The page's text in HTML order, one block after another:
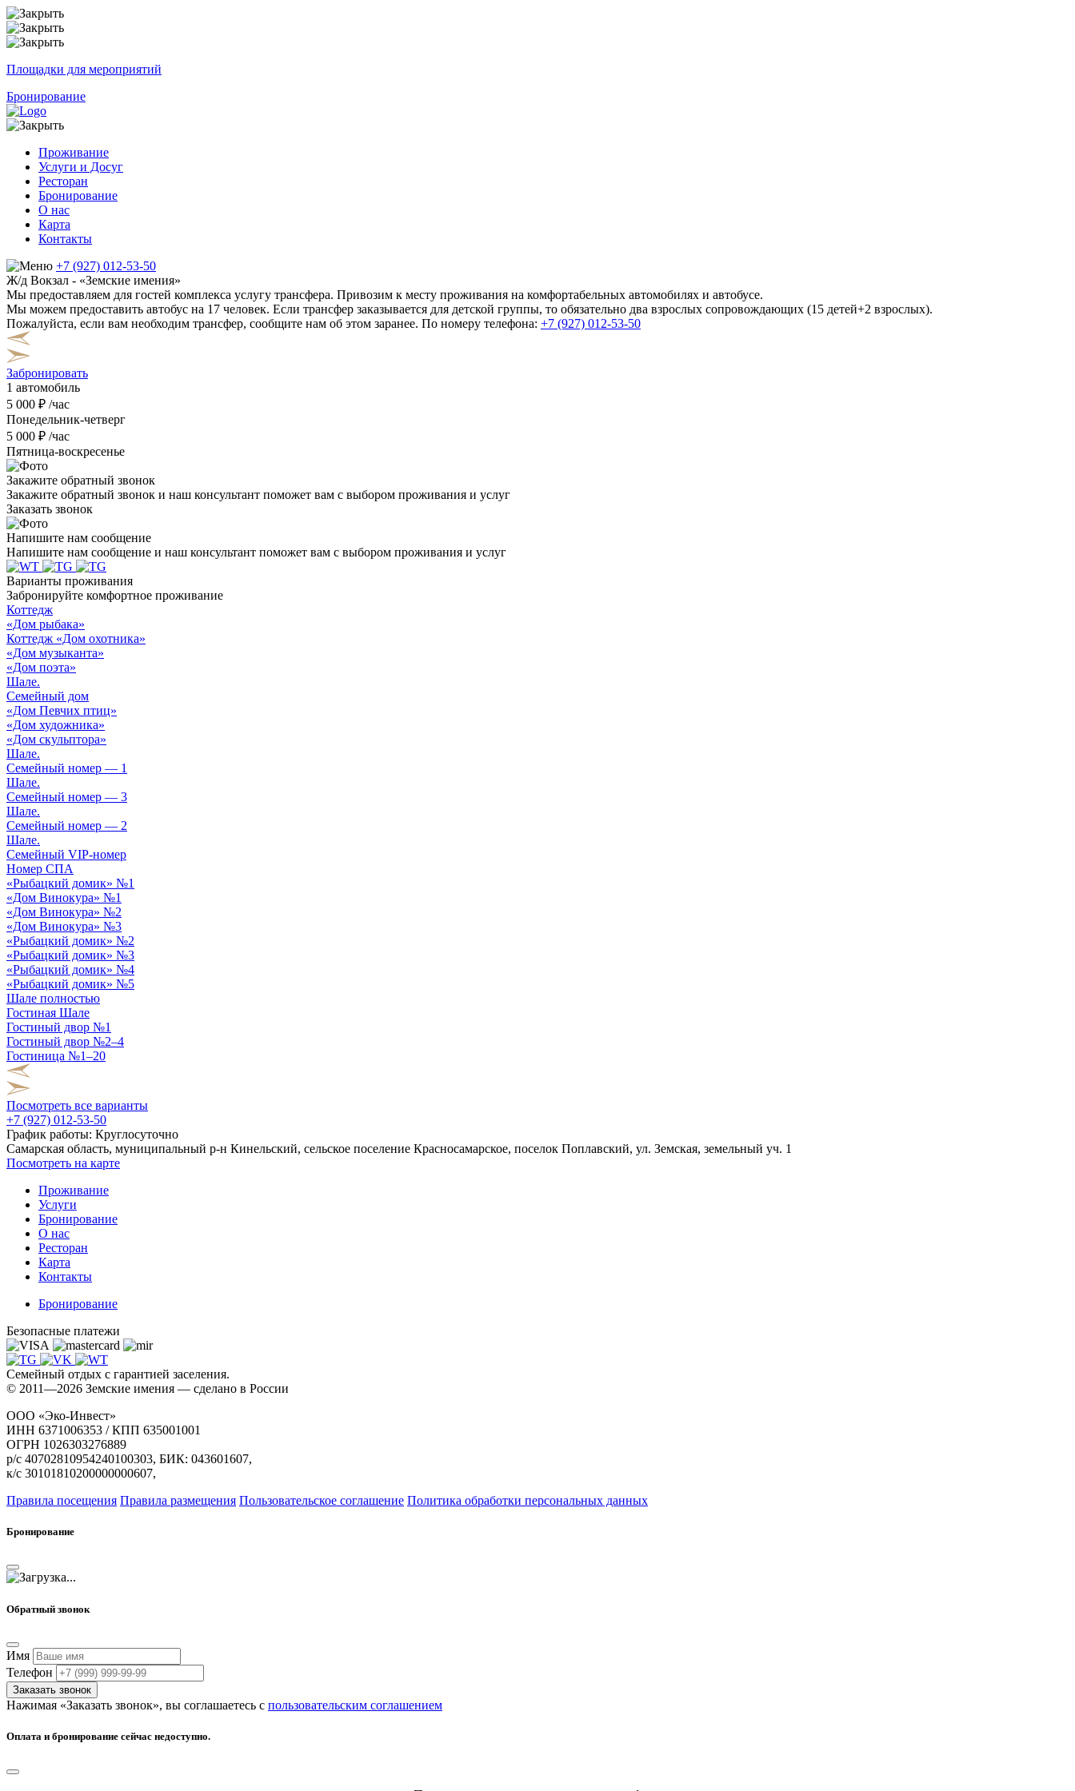
Площадки для мероприятий
Бронирование
Проживание
Услуги и Досуг
Ресторан
Бронирование
О нас
Карта
Контакты
+7 (927) 012-53-50
Ж/д Вокзал - «Земские имения»
Мы предоставляем для гостей комплекса услугу трансфера. Привозим к месту проживания на комфортабельных автомобилях и автобусе.
Мы можем предоставить автобус на 17 человек. Если трансфер заказывается для детской группы, то обязательно два взрослых сопровождающих (15 детей+2 взрослых).
Пожалуйста, если вам необходим трансфер, сообщите нам об этом заранее. По номеру телефона: +7 (927) 012-53-50
Забронировать
1 автомобиль
5 000 ₽ /час
Понедельник-четверг
5 000 ₽ /час
Пятница-воскресенье
Закажите обратный звонок
Закажите обратный звонок и наш консультант поможет вам с выбором проживания и услуг
Заказать звонок
Напишите нам сообщение
Напишите нам сообщение и наш консультант поможет вам с выбором проживания и услуг
Варианты проживания
Забронируйте комфортное проживание
Коттедж
«Дом рыбака»
Коттедж «Дом охотника»
«Дом музыканта»
«Дом поэта»
Шале.
Cемейный дом
«Дом Певчих птиц»
«Дом художника»
«Дом скульптора»
Шале.
Cемейный номер — 1
Шале.
Cемейный номер — 3
Шале.
Cемейный номер — 2
Шале.
Cемейный VIP-номер
Номер СПА
«Рыбацкий домик» №1
«Дом Винокура» №1
«Дом Винокура» №2
«Дом Винокура» №3
«Рыбацкий домик» №2
«Рыбацкий домик» №3
«Рыбацкий домик» №4
«Рыбацкий домик» №5
Шале полностью
Гостиная Шале
Гостиный двор №1
Гостиный двор №2–4
Гостиница №1–20
Посмотреть все варианты
+7 (927) 012-53-50
График работы: Круглосуточно
Самарская область, муниципальный р-н Кинельский, сельское поселение Красносамарское, поселок Поплавский, ул. Земская, земельный уч. 1
Посмотреть на карте
Проживание
Услуги
Бронирование
О нас
Ресторан
Карта
Контакты
Бронирование
Безопасные платежи
Семейный отдых с гарантией заселения.
© 2011—2026 Земские имения — сделано в России
ООО «Эко-Инвест»
ИНН 6371006353 / КПП 635001001
ОГРН 1026303276889
р/с 40702810954240100303, БИК: 043601607,
к/с 30101810200000000607,
Правила посещения Правила размещения Пользовательское соглашение Политика обработки персональных данных
Бронирование
Обратный звонок
Имя
Телефон
Заказать звонок
Нажимая «Заказать звонок», вы соглашаетесь с пользовательским соглашением
Оплата и бронирование сейчас недоступно.